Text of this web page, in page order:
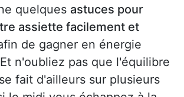
quelques astuces pour
assiette facilement et
de gagner en énergie
n'oubliez pas que l'équilibre
fait d'ailleurs sur plusieurs